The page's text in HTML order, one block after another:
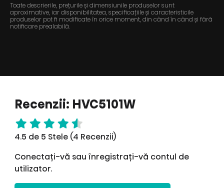
Toate descrierile, prețurile și dimensiunile produselor sunt
aproximative, iar disponibilitatea, specificațiile și caracteristicile
produselor pot fi modificate în orice moment, din când în când și fără
notificare prealabilă.
Recenzii: HVC5101W
4.5 de 5 Stele (4 Recenzii)
Conectați-vă sau înregistrați-vă contul de
utilizator.